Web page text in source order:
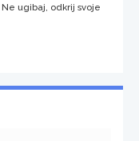
ugibaj, odkrij svoje